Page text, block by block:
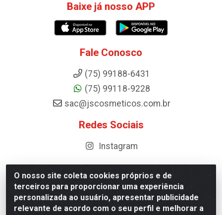
O nosso site coleta cookies próprios e de
terceiros para proporcionar uma experiência
personalizada ao usuário, apresentar publicidade
relevante de acordo com o seu perfil e melhorar a
Baixe já nosso APP
Fale Conosco
(75) 99188-6431
(75) 99118-9228
sac@jscosmeticos.com.br
Redes Sociais
Instagram
Distribuidora de Cosméticos Antoneto LTDA - BA-052,
km 87 - Industrial, Ipirá - BA, 44600-000 - CNPJ
10.984.107/0001-75